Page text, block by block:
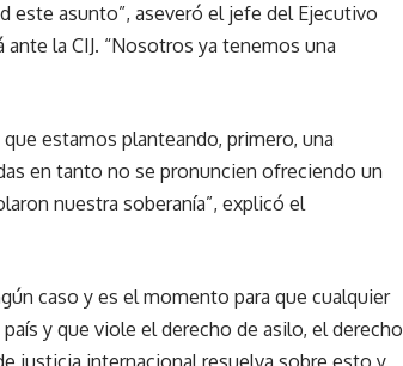
este asunto”, aseveró el jefe del Ejecutivo
la CIJ. “Nosotros ya tenemos una
estamos planteando, primero, una
en tanto no se pronuncien ofreciendo un
nuestra soberanía”, explicó el
caso y es el momento para que cualquier
y que viole el derecho de asilo, el derecho